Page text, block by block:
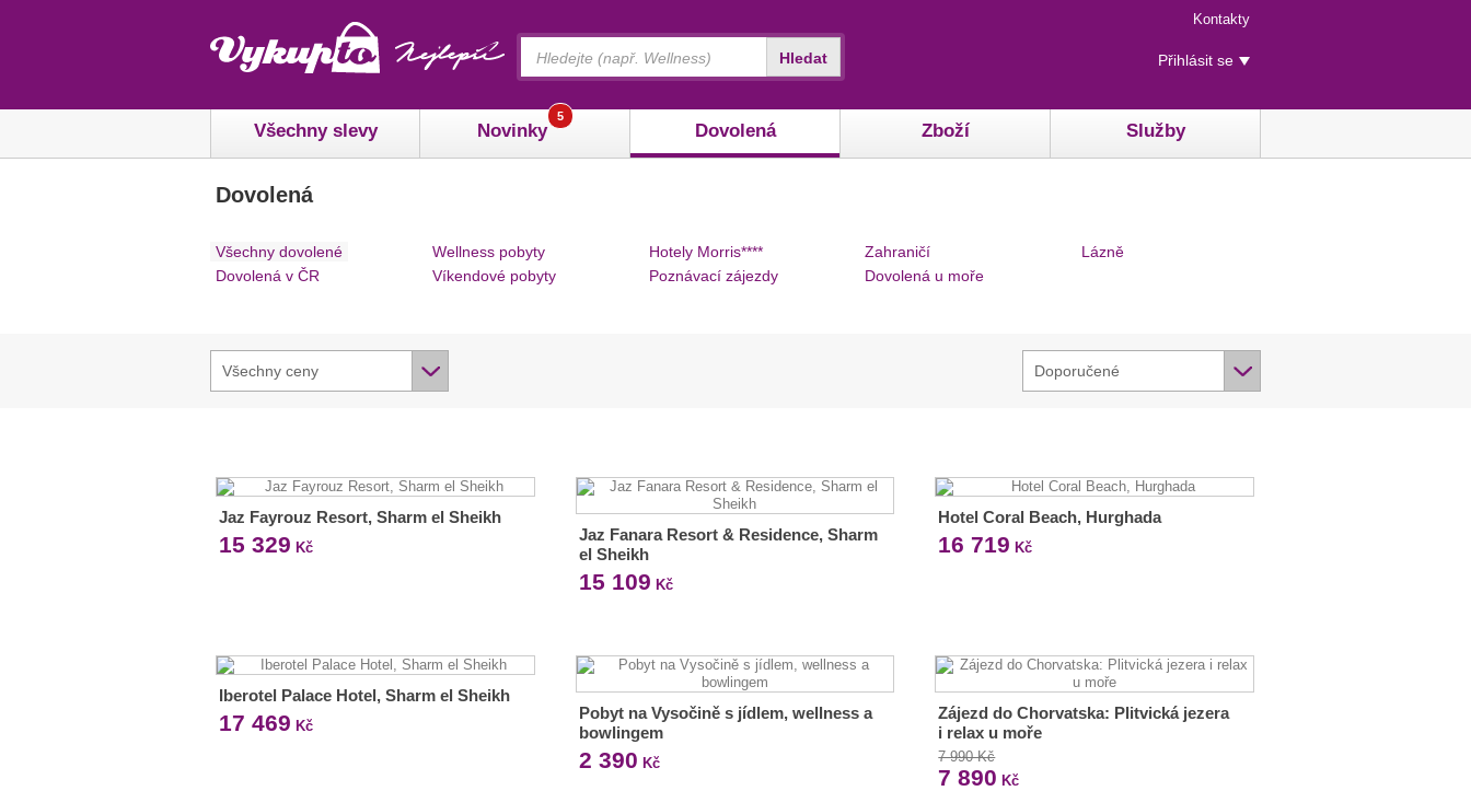
Menu
rychlého
přístupu
Kontakty
Uživatelské
menu
Přihlásit se
Všechny slevy Novinky
5
Dovolená Zboží Služby
Hledat
Dovolená
Všechny dovolené
Dovolená v ČR
Wellness pobyty
Víkendové pobyty
Hotely Morris****
Poznávací zájezdy
Zahraničí
Dovolená u moře
Lázně
Všechny ceny Doporučené
Jaz Fayrouz Resort, Sharm el Sheikh
15 329 Kč
Jaz Fanara Resort & Residence, Sharm
el Sheikh
15 109 Kč
Hotel Coral Beach, Hurghada
16 719 Kč
Iberotel Palace Hotel, Sharm el Sheikh
17 469 Kč
Pobyt na Vysočině s jídlem, wellness a
bowlingem
2 390 Kč
Zájezd do Chorvatska: Plitvická jezera
i relax u moře
7 990 Kč
7 890 Kč